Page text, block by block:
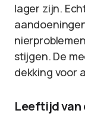
lager zijn.
stijgen. De
dekking voor
Leeftijd van